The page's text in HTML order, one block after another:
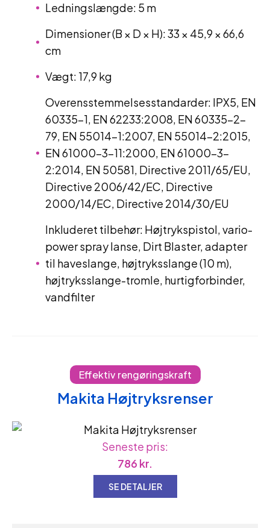
Ledningslængde: 5 m
Dimensioner (B × D × H): 33 × 45,9 × 66,6
cm
Vægt: 17,9 kg
Overensstemmelsesstandarder: IPX5, EN
60335-1, EN 62233:2008, EN 60335-2-
79, EN 55014-1:2007, EN 55014-2:2015,
EN 61000-3-11:2000, EN 61000-3-
2:2014, EN 50581, Directive 2011/65/EU,
Directive 2006/42/EC, Directive
2000/14/EC, Directive 2014/30/EU
Inkluderet tilbehør: Højtrykspistol, vario-
power spray lanse, Dirt Blaster, adapter
til haveslange, højtryksslange (10 m),
højtryksslange-tromle, hurtigforbinder,
vandfilter
Effektiv rengøringskraft
Makita Højtryksrenser
Seneste pris:
786 kr.
SE DETALJER